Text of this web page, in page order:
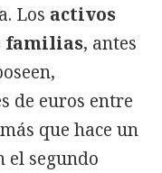
Los activos
familias, antes
de euros entre
que hace un
el segundo